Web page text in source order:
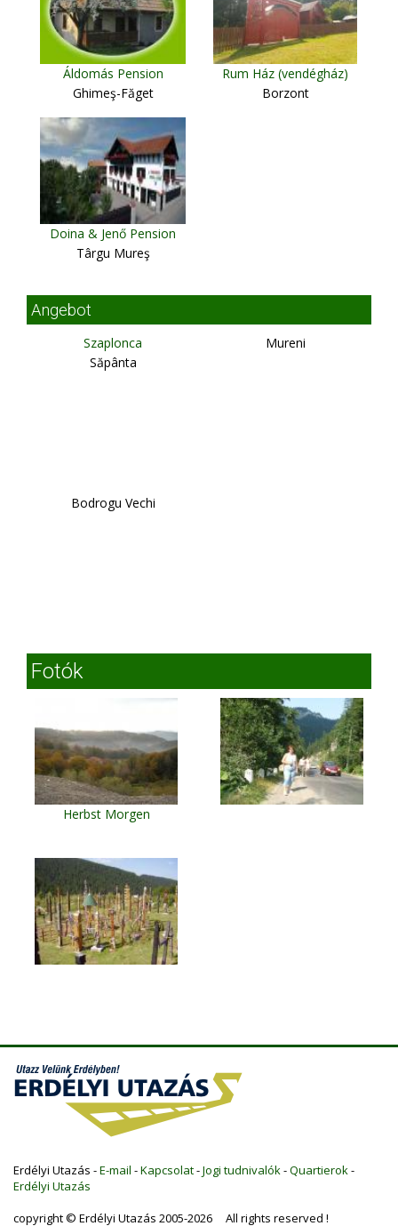
Áldomás Pension
Ghimeş-Făget
Rum Ház (vendégház)
Borzont
Doina & Jenő Pension
Târgu Mureş
Angebot
Szaplonca
Săpânta
Mureni
Bodrogu Vechi
Fotók
Herbst Morgen
Erdélyi Utazás -E-mail -Kapcsolat-Jogi tudnivalók-Quartierok-
Erdélyi Utazás
copyright © Erdélyi Utazás 2005-2026 All rights reserved !